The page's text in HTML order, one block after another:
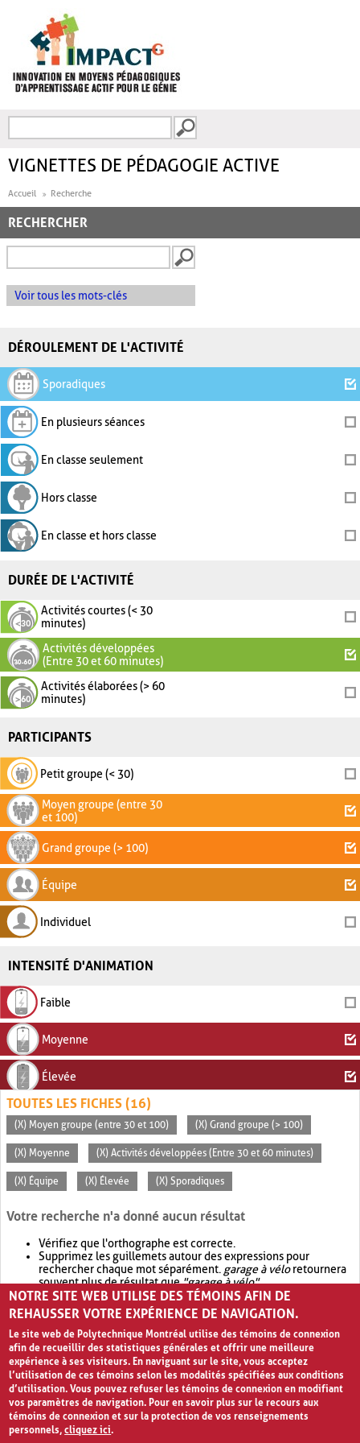
FORMULAIRE DE
VIGNETTES DE PÉDAGOGIE ACTIVE
Accueil Recherche
RECHERCHER
Voir tous les mots-clés
DÉROULEMENT DE L'ACTIVITÉ
Sporadiques
En plusieurs séances
En classe seulement
Hors classe
En classe et hors classe
DURÉE DE L'ACTIVITÉ
Activités courtes (< 30
minutes)
Activités développées
(Entre 30 et 60 minutes)
Activités élaborées (> 60
minutes)
PARTICIPANTS
Petit groupe (< 30)
Moyen groupe (entre 30
et 100)
Grand groupe (> 100)
Équipe
Individuel
INTENSITÉ D'ANIMATION
Faible
Moyenne
Élevée
TOUTES LES FICHES (16)
(X) Moyen groupe (entre 30 et 100) (X) Grand groupe (> 100)
(X) Moyenne (X) Activités développées (Entre 30 et 60 minutes)
(X) Équipe (X) Élevée (X) Sporadiques
Votre recherche n'a donné aucun résultat
Vérifiez que l'orthographe est correcte.
Supprimez les guillemets autour des expressions pour
rechercher chaque mot séparément. garage à véloretournera
souvent plus de résultat que"garage à vélo".
Envisagez d'élargir votre recherche avec OR.garage OR vélo
retournera souvent plus de résultat quegarage à vélo
NOTRE SITE WEB UTILISE DES TÉMOINS AFIN DE
REHAUSSER VOTRE EXPÉRIENCE DE NAVIGATION.
Le site web de Polytechnique Montréal utilise des témoins de connexion
afin de recueillir des statistiques générales et offrir une meilleure
expérience à ses visiteurs. En naviguant sur le site, vous acceptez
l’utilisation de ces témoins selon les modalités spécifiées aux conditions
d’utilisation. Vous pouvez refuser les témoins de connexion en modifiant
vos paramètres de navigation. Pour en savoir plus sur le recours aux
témoins de connexion et sur la protection de vos renseignements
personnels,cliquez ici.